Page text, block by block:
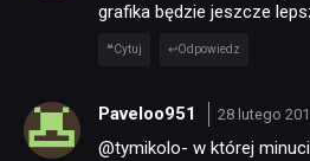
grafika będzie jeszcze
Cytuj Odpowiedz
Paveloo951 28 lutego
@tymikolo- w której